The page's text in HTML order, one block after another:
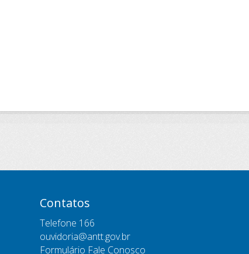
Contatos
Telefone 166
ouvidoria@antt.gov.br
Formulário Fale Conosco